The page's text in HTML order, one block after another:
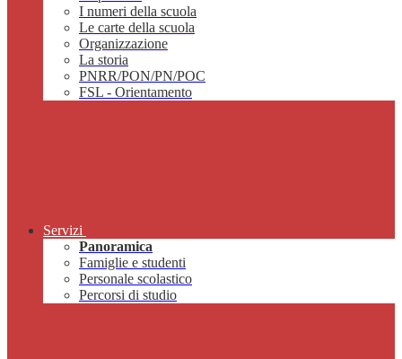
I numeri della scuola
Le carte della scuola
Organizzazione
La storia
PNRR/PON/PN/POC
FSL - Orientamento
Servizi
Panoramica
Famiglie e studenti
Personale scolastico
Percorsi di studio